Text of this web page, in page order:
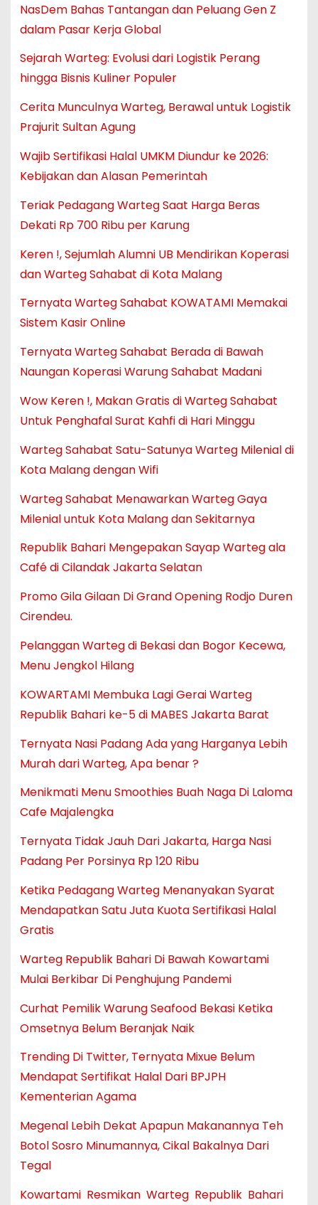
NasDem Bahas Tantangan dan Peluang Gen Z
dalam Pasar Kerja Global
Sejarah Warteg: Evolusi dari Logistik Perang
hingga Bisnis Kuliner Populer
Cerita Munculnya Warteg, Berawal untuk Logistik
Prajurit Sultan Agung
Wajib Sertifikasi Halal UMKM Diundur ke 2026:
Kebijakan dan Alasan Pemerintah
Teriak Pedagang Warteg Saat Harga Beras
Dekati Rp 700 Ribu per Karung
Keren !, Sejumlah Alumni UB Mendirikan Koperasi
dan Warteg Sahabat di Kota Malang
Ternyata Warteg Sahabat KOWATAMI Memakai
Sistem Kasir Online
Ternyata Warteg Sahabat Berada di Bawah
Naungan Koperasi Warung Sahabat Madani
Wow Keren !, Makan Gratis di Warteg Sahabat
Untuk Penghafal Surat Kahfi di Hari Minggu
Warteg Sahabat Satu-Satunya Warteg Milenial di
Kota Malang dengan Wifi
Warteg Sahabat Menawarkan Warteg Gaya
Milenial untuk Kota Malang dan Sekitarnya
Republik Bahari Mengepakan Sayap Warteg ala
Café di Cilandak Jakarta Selatan
Promo Gila Gilaan Di Grand Opening Rodjo Duren
Cirendeu.
Pelanggan Warteg di Bekasi dan Bogor Kecewa,
Menu Jengkol Hilang
KOWARTAMI Membuka Lagi Gerai Warteg
Republik Bahari ke-5 di MABES Jakarta Barat
Ternyata Nasi Padang Ada yang Harganya Lebih
Murah dari Warteg, Apa benar ?
Menikmati Menu Smoothies Buah Naga Di Laloma
Cafe Majalengka
Ternyata Tidak Jauh Dari Jakarta, Harga Nasi
Padang Per Porsinya Rp 120 Ribu
Ketika Pedagang Warteg Menanyakan Syarat
Mendapatkan Satu Juta Kuota Sertifikasi Halal
Gratis
Warteg Republik Bahari Di Bawah Kowartami
Mulai Berkibar Di Penghujung Pandemi
Curhat Pemilik Warung Seafood Bekasi Ketika
Omsetnya Belum Beranjak Naik
Trending Di Twitter, Ternyata Mixue Belum
Mendapat Sertifikat Halal Dari BPJPH
Kementerian Agama
Megenal Lebih Dekat Apapun Makanannya Teh
Botol Sosro Minumannya, Cikal Bakalnya Dari
Tegal
Kowartami Resmikan Warteg Republik Bahari